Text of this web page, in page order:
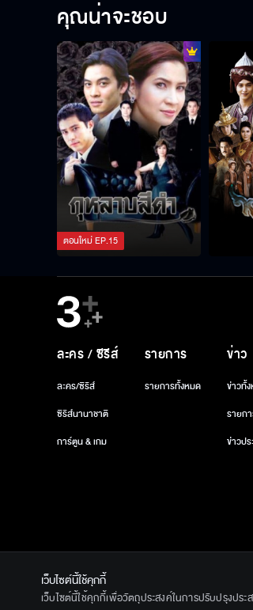
คุณน่าจะชอบ
ตอนใหม่EP.15
ละคร / ซีรีส์
ละคร/ซีรีส์
ซีรีส์นานาชาติ
การ์ตูน & เกม
รายการ
รายการทั้งหมด
ข่าว
ข่าวทั้
รายก
ข่าวป
เว็บไซต์นี้ใช้คุกกี้
เว็บไซต์นี้ใช้คุกกี้เพื่อวัตถุประสงค์ในการปรับปรุงปร